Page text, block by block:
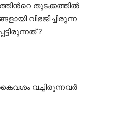
തുടക്കത്തിൽ
വിഭജിച്ചിരുന്ന
?
വച്ചിരുന്നവർ